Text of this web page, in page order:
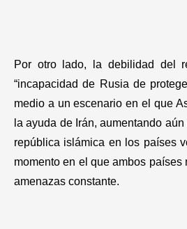
Por otro lado, la debilidad del
“incapacidad de Rusia de
medio a un escenario en el que
la ayuda de Irán, aumentando
república islámica en los países
momento en el que ambos países
amenazas constante.